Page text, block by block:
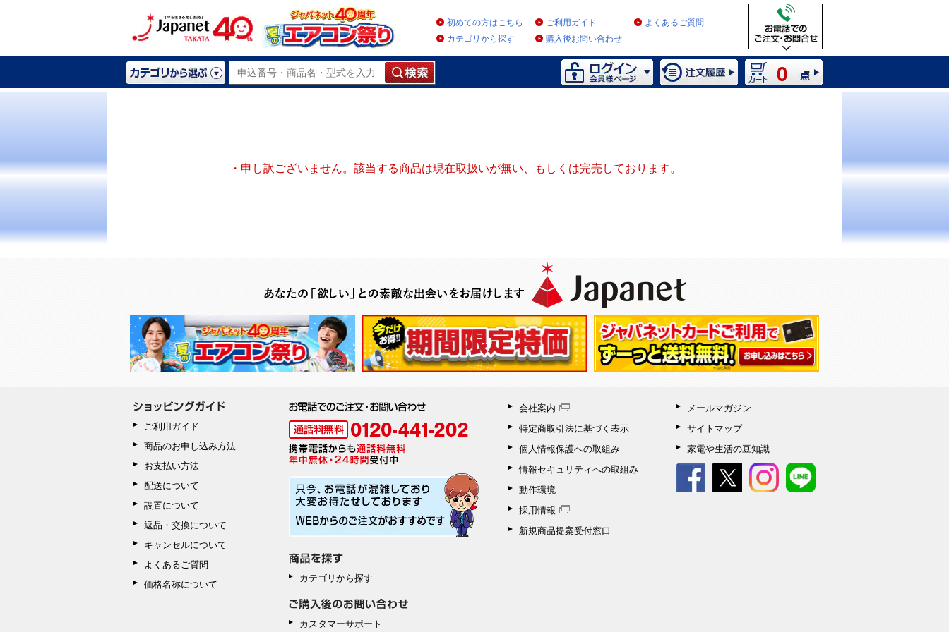
初めての方はこちら ご利用ガイド
よくあるご質問
カテゴリから探す
購入後お問い合わせ
0
・申し訳ございません。該当する商品は現在取扱いが無い、もしくは完売しております。
ご利用ガイド
商品のお申し込み方法
お支払い方法
配送について
設置について
返品・交換について
キャンセルについて
よくあるご質問
価格名称について
カテゴリから探す
カスタマーサポート
会社案内
特定商取引法に基づく表示
個人情報保護への取組み
情報セキュリティへの取組み
動作環境
採用情報
新規商品提案受付窓口
メールマガジン
サイトマップ
家電や生活の豆知識